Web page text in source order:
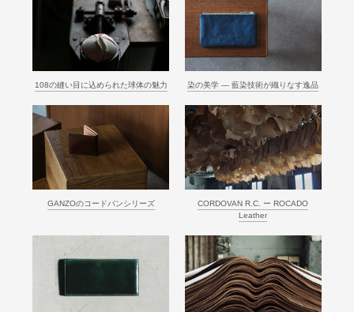
108の縫い目に込められた球体の魅力 染の美学 ― 藍染技術が織りなす逸品
GANZOのコードバンシリーズ
CORDOVAN R.C. ー ROCADO
Leather